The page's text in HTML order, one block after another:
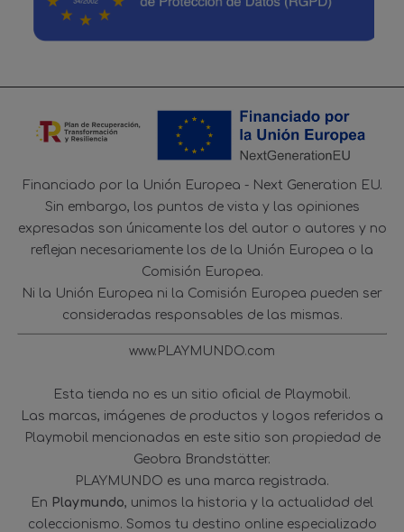
Financiado por la Unión Europea - Next Generation EU.
Sin embargo, los puntos de vista y las opiniones
expresadas son únicamente los del autor o autores y no
reflejan necesariamente los de la Unión Europea o la
Comisión Europea.
Ni la Unión Europea ni la Comisión Europea pueden ser
consideradas responsables de las mismas.
www.PLAYMUNDO.com
Esta tienda no es un sitio oficial de Playmobil.
Las marcas, imágenes de productos y logos referidos a
Playmobil mencionadas en este sitio son propiedad de
Geobra Brandstätter.
PLAYMUNDO es una marca registrada.
En Playmundo, unimos la historia y la actualidad del
coleccionismo. Somos tu destino online especializado